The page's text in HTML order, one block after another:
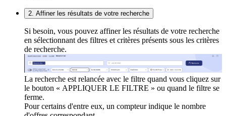
2. Affiner les résultats de votre recherche
Si besoin, vous pouvez affiner les résultats de votre recherche
en sélectionnant des filtres et critères présents sous les critères
de recherche.
La recherche est relancée avec le filtre quand vous cliquez sur
le bouton « APPLIQUER LE FILTRE » ou quand le filtre se
ferme.
Pour certains d'entre eux, un compteur indique le nombre